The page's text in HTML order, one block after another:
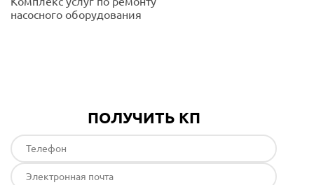
насосного оборудования
ПОЛУЧИТЬ КП